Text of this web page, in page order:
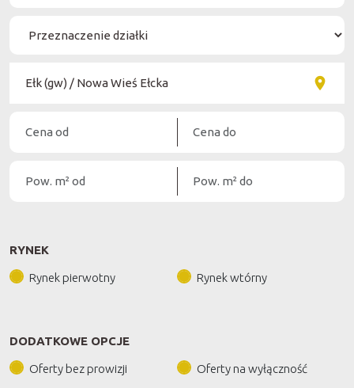
RYNEK
Rynek pierwotny Rynek wtórny
DODATKOWE OPCJE
Oferty bez prowizji Oferty na wyłączność